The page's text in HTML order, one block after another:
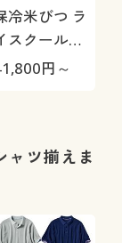
冷米びつ ラ
スクール
円～
ャツ揃えま